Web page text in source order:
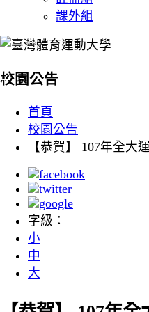
課外組
:::
校園公告
首頁
校園公告
【恭賀】 107年全大
字級：
小
中
大